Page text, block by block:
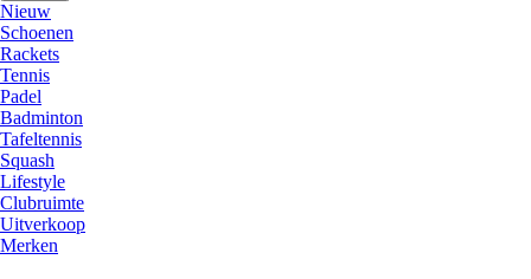
Nieuw
Schoenen
Rackets
Tennis
Padel
Badminton
Tafeltennis
Squash
Lifestyle
Clubruimte
Uitverkoop
Merken